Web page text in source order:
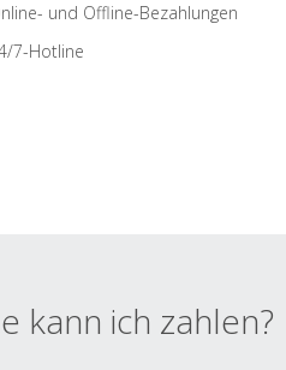
und Offline-Bezahlungen
7-Hotline
kann ich zahlen?